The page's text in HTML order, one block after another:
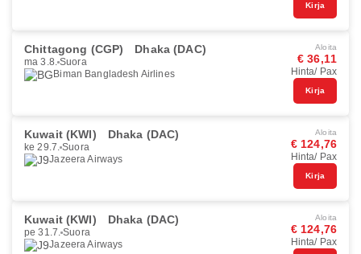
Kirja
Chittagong (CGP) Dhaka (DAC)
ma 3.8. Suora
Biman Bangladesh Airlines
Aloita
€ 36,11
Hinta/ Pax
Kirja
Kuwait (KWI) Dhaka (DAC)
ke 29.7. Suora
Jazeera Airways
Aloita
€ 124,76
Hinta/ Pax
Kirja
Kuwait (KWI) Dhaka (DAC)
pe 31.7. Suora
Jazeera Airways
Aloita
€ 124,76
Hinta/ Pax